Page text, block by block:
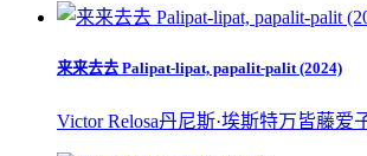
来来去去 Palipat-lipat, papalit-palit (2024)
Victor Relosa丹尼斯·埃斯特万皆藤爱